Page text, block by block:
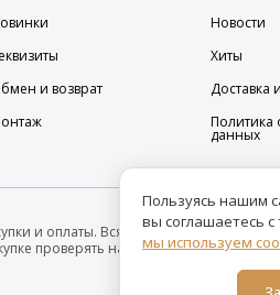
Новости
Хиты
и возврат
Доставка
Политика
данных
и оплаты. Вся информация на сайте о
проверять наличие желаемых
Пользуясь нашим
вы соглашаетесь с
мы используем